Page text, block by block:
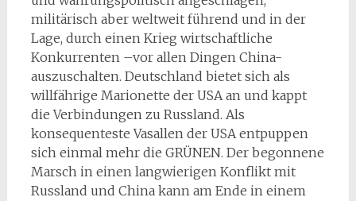
militärisch aber weltweit führend und in der
Lage, durch einen Krieg wirtschaftliche
Konkurrenten –vor allen Dingen China-
auszuschalten. Deutschland bietet sich als
willfährige Marionette der USA an und kappt
die Verbindungen zu Russland. Als
konsequenteste Vasallen der USA entpuppen
sich einmal mehr die GRÜNEN. Der begonnene
Marsch in einen langwierigen Konflikt mit
Russland und China kann am Ende in einem